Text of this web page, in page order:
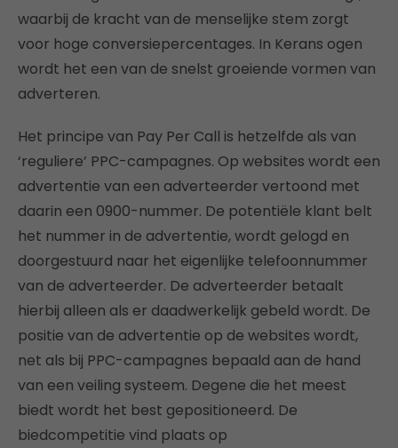
waarbij de kracht van de menselijke stem zorgt
voor hoge conversiepercentages. In Kerans ogen
wordt het een van de snelst groeiende vormen van
adverteren.
Het principe van Pay Per Call is hetzelfde als van
‘reguliere’ PPC-campagnes. Op websites wordt een
advertentie van een adverteerder vertoond met
daarin een 0900-nummer. De potentiële klant belt
het nummer in de advertentie, wordt gelogd en
doorgestuurd naar het eigenlijke telefoonnummer
van de adverteerder. De adverteerder betaalt
hierbij alleen als er daadwerkelijk gebeld wordt. De
positie van de advertentie op de websites wordt,
net als bij PPC-campagnes bepaald aan de hand
van een veiling systeem. Degene die het meest
biedt wordt het best gepositioneerd. De
biedcompetitie vind plaats op